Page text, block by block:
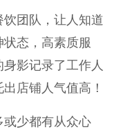
团队，让人知道
态，高素质服
影记录了工作人
店铺人气值高！
少都有从众心